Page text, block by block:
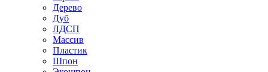
Дерево
Дуб
ЛДСП
Массив
Пластик
Шпон